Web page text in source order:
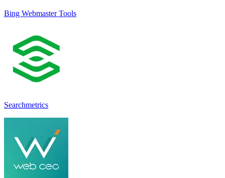
Bing Webmaster Tools
Searchmetrics